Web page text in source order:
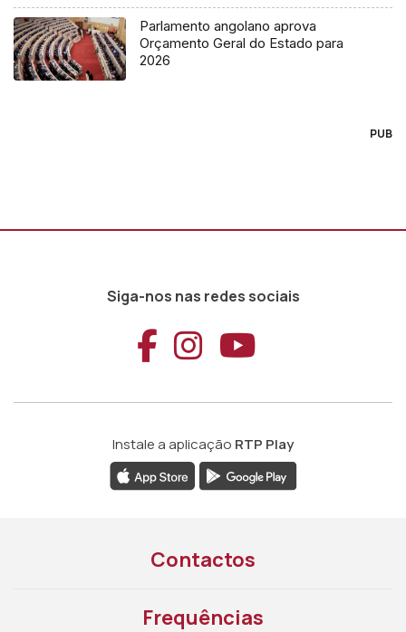
Parlamento angolano aprova
Orçamento Geral do Estado para
2026
PUB
Siga-nos nas redes sociais
Aceder ao
Aceder ao
Aceder
Instale a aplicação RTP Play
Contactos
Frequências